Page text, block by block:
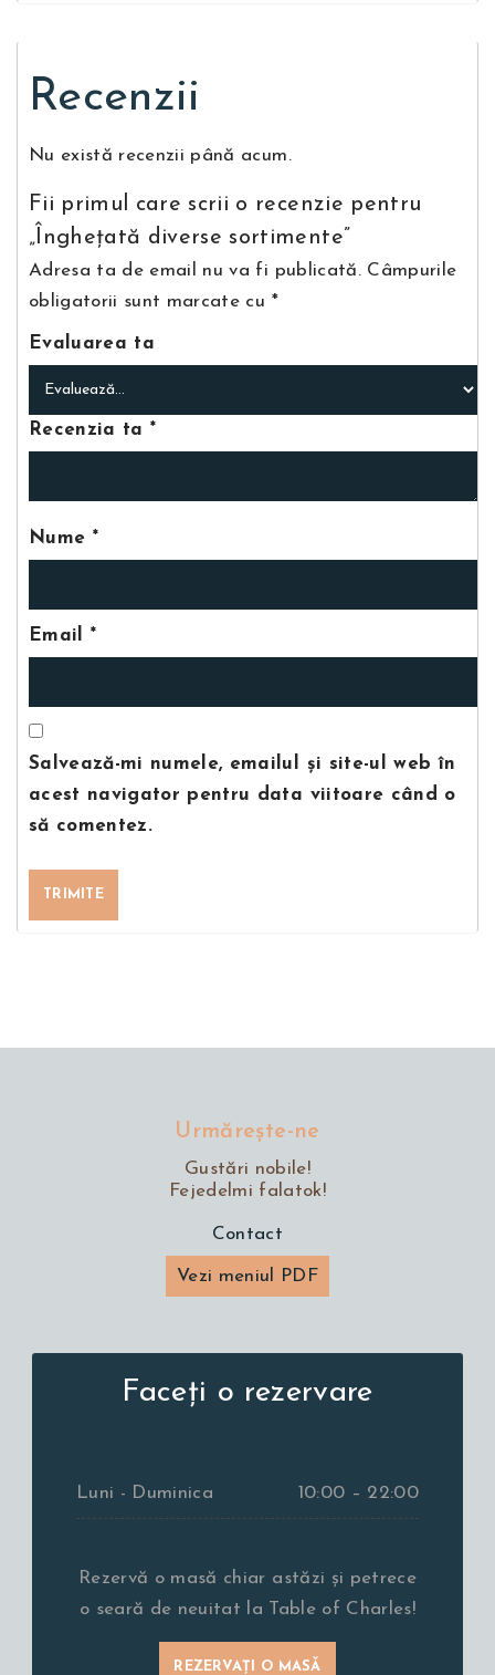
Recenzii
Nu există recenzii până acum.
Fii primul care scrii o recenzie pentru
„Îngheţată diverse sortimente”
Adresa ta de email nu va fi publicată. Câmpurile
obligatorii sunt marcate cu *
Evaluarea ta
Recenzia ta*
Nume *
Email*
Salvează-mi numele, emailul și site-ul web în
acest navigator pentru data viitoare când o
să comentez.
Urmăreşte-ne
Gustări nobile!
Fejedelmi falatok!
Contact
Vezi meniul PDF
Faceți o rezervare
Luni - Duminica 10:00 – 22:00
Rezervă o masă chiar astăzi și petrece
o seară de neuitat la Table of Charles!
REZERVAȚI O MASĂ